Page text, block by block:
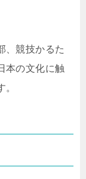
、競技かるた
本の文化に触